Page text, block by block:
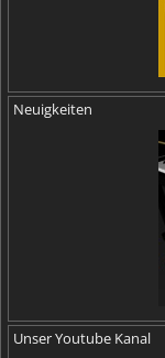
Neuigkeiten
Unser Youtube Kanal